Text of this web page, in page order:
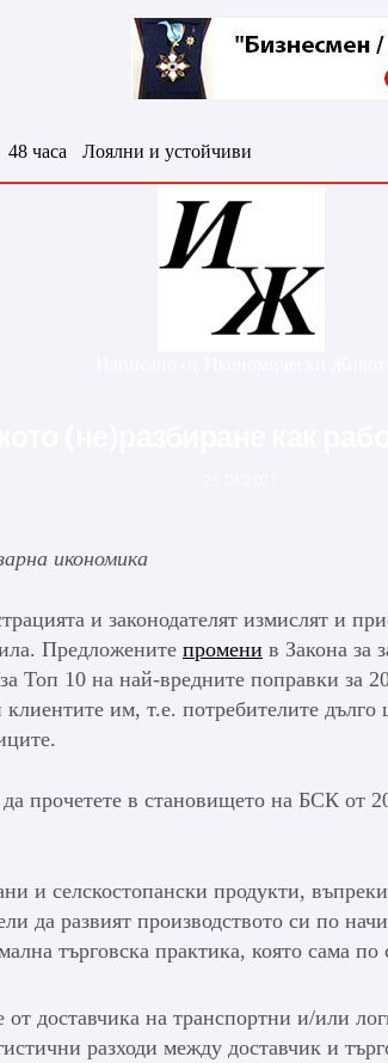
48 часа Лоялни и устойчиви
икономика
и законодателят измислят и
Предложените промени в Закона за
Топ 10 на най-вредните поправки за
им, т.е. потребителите
прочетете в становището на БСК от
и селскостопански продукти,
да развият производството си по
търговска практика, която сама по
доставчика на транспортни и/или
разходи между доставчик и